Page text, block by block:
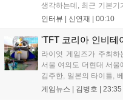
생각하는데, 최근 기본기
를 추구하다 보니까 팀
LoL 챔피언스 코리아
인터뷰 | 신연재 00:10
'TFT 코리아 인비테
라이엇 게임즈가 주최하
서울 여의도 더현대 서
김주한, 일본의 타이틀,
는 소속팀 없이 개인 자
게임뉴스 | 김병호 23:35